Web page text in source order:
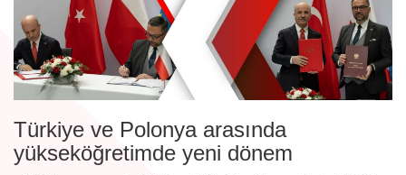
Türkiye ve Polonya arasında
yükseköğretimde yeni dönem